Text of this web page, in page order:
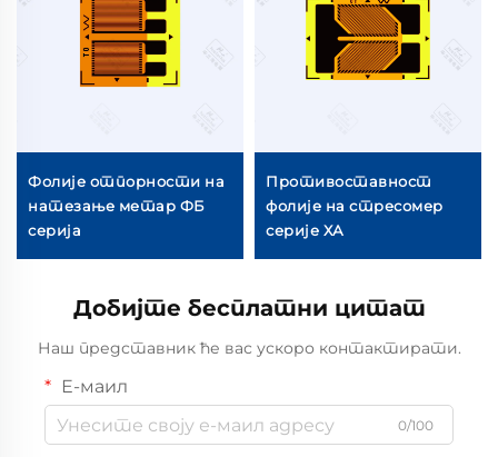
Фолије отпорности на
натезање метар ФБ
серија
Противоставност
фолије на стресомер
серије ХА
Добијте бесплатни цитат
Наш представник ће вас ускоро контактирати.
Е-маил
0/100